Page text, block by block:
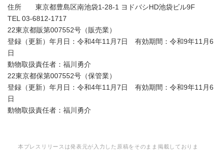
住所 東京都豊島区南池袋1-28-1 ヨドバシHD池袋ビル9F
TEL 03-6812-1717
22東京都販第007552号（販売業）
登録（更新）年月日：令和4年11月7日 有効期間：令和9年11月6
日
動物取扱責任者：福川勇介
22東京都保第007552号（保管業）
登録（更新）年月日：令和4年11月7日 有効期間：令和9年11月6
日
動物取扱責任者：福川勇介
本プレスリリースは発表元が入力した原稿をそのまま掲載しておりま